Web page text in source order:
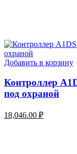
Добавить в корзину
Контроллер
под охраной
18,046.00 ₽